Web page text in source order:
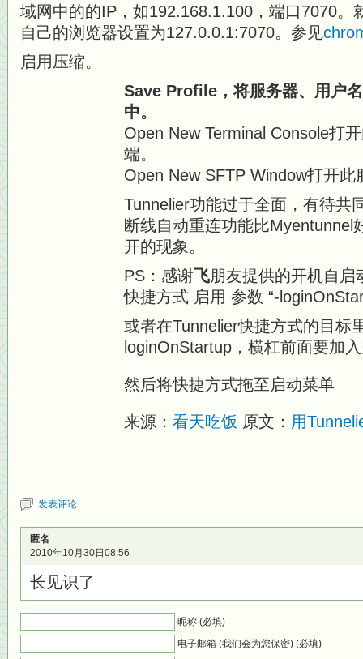
域网中的的IP，如192.168.1.100，端口7070。
自己的浏览器设置为127.0.0.1:7070。参见
启用压缩。
Save Profile，将服务器、用户
中。
Open New Terminal Console打
端。
Open New SFTP Window打开
Tunnelier功能过于全面，有待共
断线自动重连功能比Myentunnel
开的现象。
PS：感谢飞朋友提供的开机自启
快捷方式 启用 参数 “-
或者在Tunnelier快捷方式的目标
loginOnStartup，横杠前面要加
然后将快捷方式拖至启动菜单
来源： 看天吃饭 原文： 用
发表评论
匿名
2010年10月30日08:56
长见识了
昵称 (必填)
电子邮箱 (我们会为您保密) (必填)